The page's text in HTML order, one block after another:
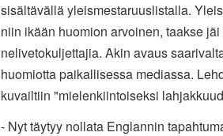
sisältävällä yleismestaruuslistalla.
niin ikään huomion arvoinen, taakse
nelivetokuljettajia. Akin avaus
huomiotta paikallisessa mediassa.
kuvailtiin "mielenkiintoiseksi
- Nyt täytyy nollata Englannin